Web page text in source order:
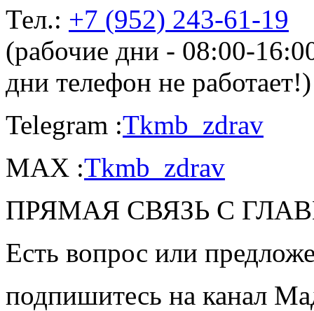
Тел.: +7 (952) 243-61-19
(рабочие дни - 08:00-
дни телефон не работает!)
Telegram :Tkmb_zdrav
MAX :Tkmb_zdrav
ПРЯМАЯ СВЯЗЬ С
Есть вопрос или
подпишитесь на канал